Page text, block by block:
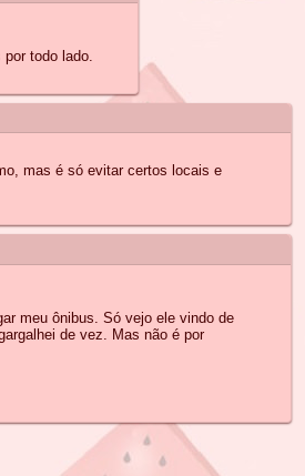
todo lado.
mas é só evitar certos locais e
meu ônibus. Só vejo ele vindo de
de vez. Mas não é por